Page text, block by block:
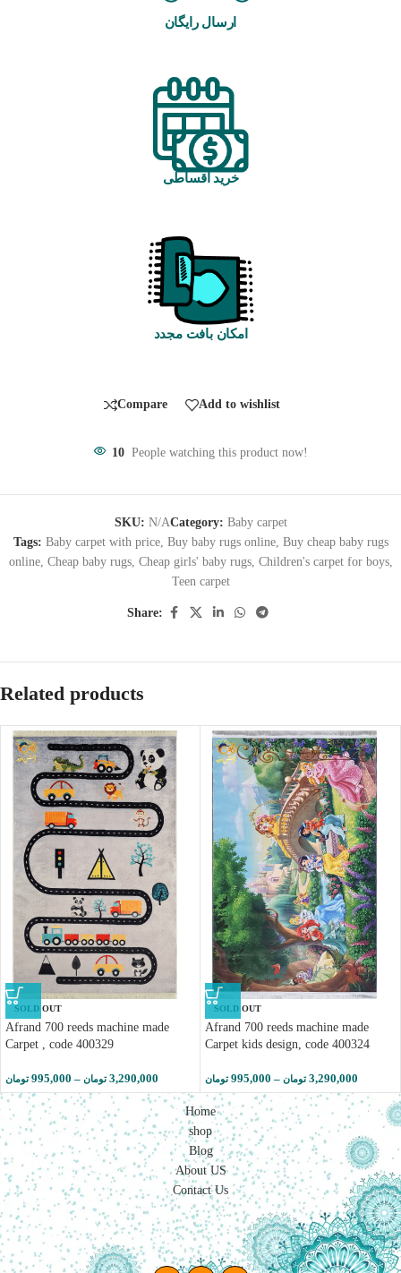
ارسال رایگان
خرید اقساطی
امکان بافت مجدد
Compare Add to wishlist
10 People watching this product now!
SKU: N/ACategory: Baby carpet
Tags: Baby carpet with price, Buy baby rugs online, Buy cheap baby rugs
online, Cheap baby rugs, Cheap girls' baby rugs, Children's carpet for boys,
Teen carpet
Share:
Related products
SOLD OUT
Afrand 700 reeds machine made
Carpet , code 400329
995,000 تومان – 3,290,000 تومان
SOLD OUT
Afrand 700 reeds machine made
Carpet kids design, code 400324
995,000 تومان – 3,290,000 تومان
Home
shop
Blog
About US
Contact Us